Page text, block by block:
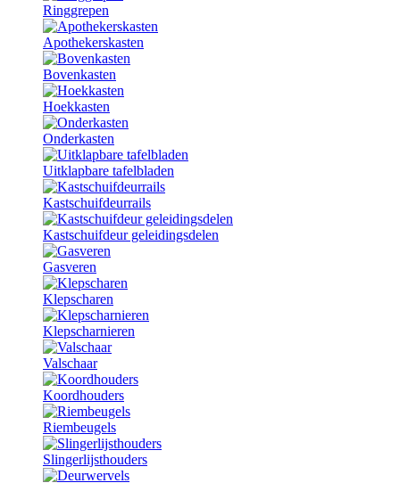
Ringgrepen
Apothekerskasten
Bovenkasten
Hoekkasten
Onderkasten
Uitklapbare tafelbladen
Kastschuifdeurrails
Kastschuifdeur geleidingsdelen
Gasveren
Klepscharen
Klepscharnieren
Valschaar
Koordhouders
Riembeugels
Slingerlijsthouders